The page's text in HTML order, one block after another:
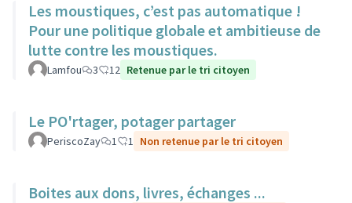
Les moustiques, c’est pas automatique !
Pour une politique globale et ambitieuse de
lutte contre les moustiques.
Lamfou 3 12 Retenue par le tri citoyen
Le PO'rtager, potager partager
PeriscoZay 1 1 Non retenue par le tri citoyen
Boites aux dons, livres, échanges ...